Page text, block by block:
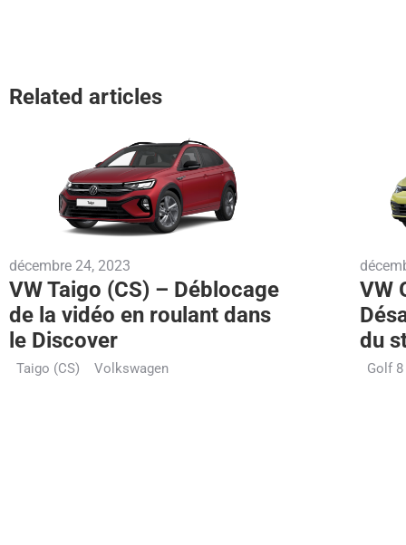
Related articles
décembre 24, 2023
VW Taigo (CS) – Déblocage
de la vidéo en roulant dans
le Discover
Taigo (CS) Volkswagen
VW
du
Golf 8